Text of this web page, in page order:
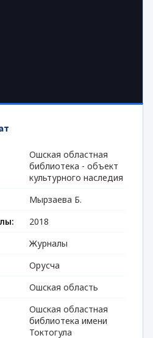
Ошская областная
библиотека - объект
культурного наследия
Мырзаева Б.
2018
Журналы
Орусча
Ошская область
Ошская областная
библиотека имени
Токтогула